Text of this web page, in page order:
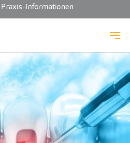
Informationen